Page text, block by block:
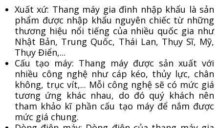
Xuất xứ: Thang máy gia đình nhập khẩu là sản
phẩm được nhập khẩu nguyên chiếc từ những
thương hiệu nổi tiếng của nhiều quốc gia như
Nhật Bản, Trung Quốc, Thái Lan, Thụy Sĩ, Mỹ,
Thụy Điển,...
Cấu tạo máy: Thang máy được sản xuất với
nhiều công nghệ như cáp kéo, thủy lực, chân
không, trục vít,... Mỗi công nghệ sẽ có mức giá
tương ứng khác nhau, do đó quý khách nên
tham khảo kĩ phần cấu tạo máy để nắm được
mức giá chung.